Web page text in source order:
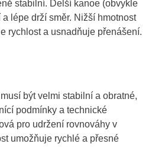
stabilní. Delší kanoe (obvykle
lépe drží směr. Nižší hmotnost
rychlost a usnadňuje přenášení.
být velmi stabilní a obratné,
podmínky a technické
pro udržení rovnováhy v
umožňuje rychlé a přesné